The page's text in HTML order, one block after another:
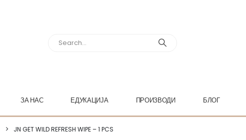
ЗА НАС ЕДУКАЦИЈА ПРОИЗВОДИ БЛОГ
JN GET WILD REFRESH WIPE – 1 PCS